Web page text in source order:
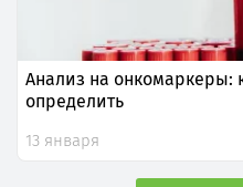
Анализ на онкомаркеры:
определить
13 января